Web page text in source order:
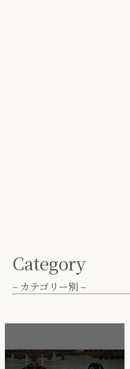
Category
– カテゴリー別 –